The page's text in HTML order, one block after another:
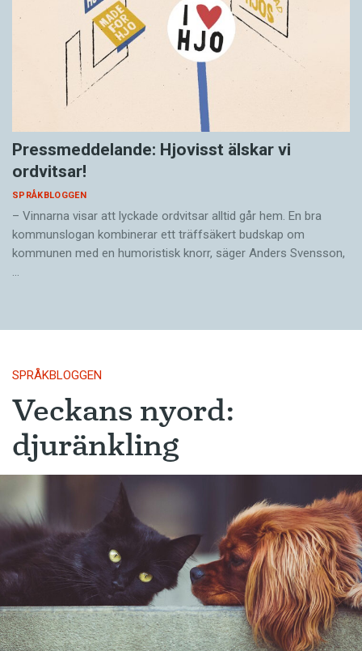
Pressmeddelande: Hjovisst älskar vi
ordvitsar!
SPRÅKBLOGGEN
– Vinnarna visar att lyckade ordvitsar alltid går hem. En bra
kommunslogan kombinerar ett träffsäkert budskap om
kommunen med en humoristisk knorr, säger Anders Svensson,
…
SPRÅKBLOGGEN
Veckans nyord:
djuränkling